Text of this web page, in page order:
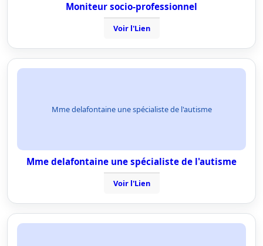
Moniteur socio-professionnel
Voir l'Lien
Mme delafontaine une spécialiste de l'autisme
Mme delafontaine une spécialiste de l'autisme
Voir l'Lien